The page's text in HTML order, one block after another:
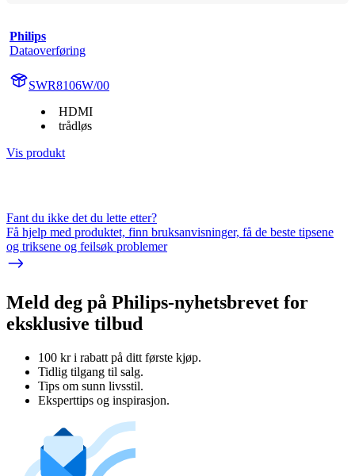
Philips
Dataoverføring
SWR8106W/00
HDMI
trådløs
Vis produkt
Fant du ikke det du lette etter?
Få hjelp med produktet, finn bruksanvisninger, få de beste tipsene
og triksene og feilsøk problemer
Meld deg på Philips-nyhetsbrevet for
eksklusive tilbud
100 kr i rabatt på ditt første kjøp.
Tidlig tilgang til salg.
Tips om sunn livsstil.
Eksperttips og inspirasjon.